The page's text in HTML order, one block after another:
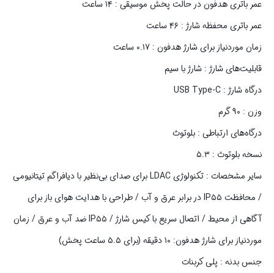
عمر باتری هدفون در حالت پخش موسیقی : ۱۴ ساعت
عمر باتری محفظه شارژ : ۴۶ ساعت
زمان موردنیاز برای شارژ هدفون : ۰.۱۷ ساعت
قابلیت‌های شارژ : شارژ با سیم
درگاه شارژ : USB Type-C
وزن : ۹۰ گرم
درگاه‌های ارتباطی : بلوتوث
نسخه بلوتوث : ۵.۳
سایر مشخصات : تکنولوژی LDAC برای صدای بی‌نظیر با دیافراگم تیتانیومی
/ محافظت IP۵۵ در برابر عرق و آب / طراحی با هدایت هوای باز برای
آگاهی از محیط / اتصال سریع با کیس شارژ / IP۵۵ ضد آب و عرق / زمان
موردنیاز برای شارژ هدفون: ۱۰ دقیقه (برای ۵.۵ ساعت پخش)
جنس بدنه : پلی کربنات